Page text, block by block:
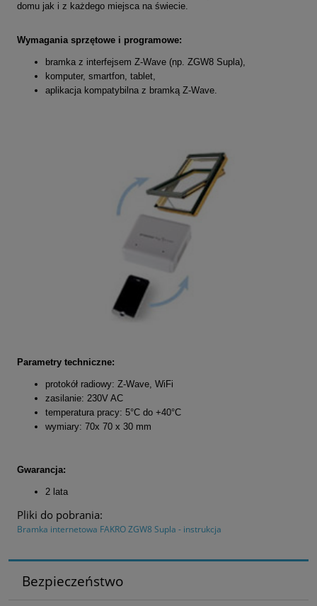
domu jak i z każdego miejsca na świecie.
Wymagania sprzętowe i programowe:
bramka z interfejsem Z-Wave (np. ZGW8 Supla),
komputer, smartfon, tablet,
aplikacja kompatybilna z bramką Z-Wave.
Parametry techniczne:
protokół radiowy: Z-Wave, WiFi
zasilanie: 230V AC
temperatura pracy: 5°C do +40°C
wymiary: 70x 70 x 30 mm
Gwarancja:
2 lata
Pliki do pobrania:
Bramka internetowa FAKRO ZGW8 Supla - instrukcja
Bezpieczeństwo